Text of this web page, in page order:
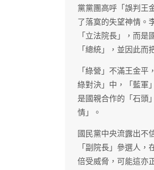
黨黨團高呼「誤判王
了落寞的失望神情。
「立法院長」，而
「總統」，並因此而
「綠營」不滿王金
綠對決」中，「藍軍
是國親合作的「石頭
情」。
國民黨中央流露出不
「副院長」參選人
倍受威脅，可能這亦